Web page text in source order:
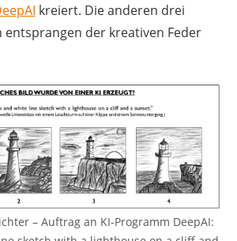
kreiert. Die anderen drei
entsprangen der kreativen Feder
– Auftrag an KI-Programm DeepAI: